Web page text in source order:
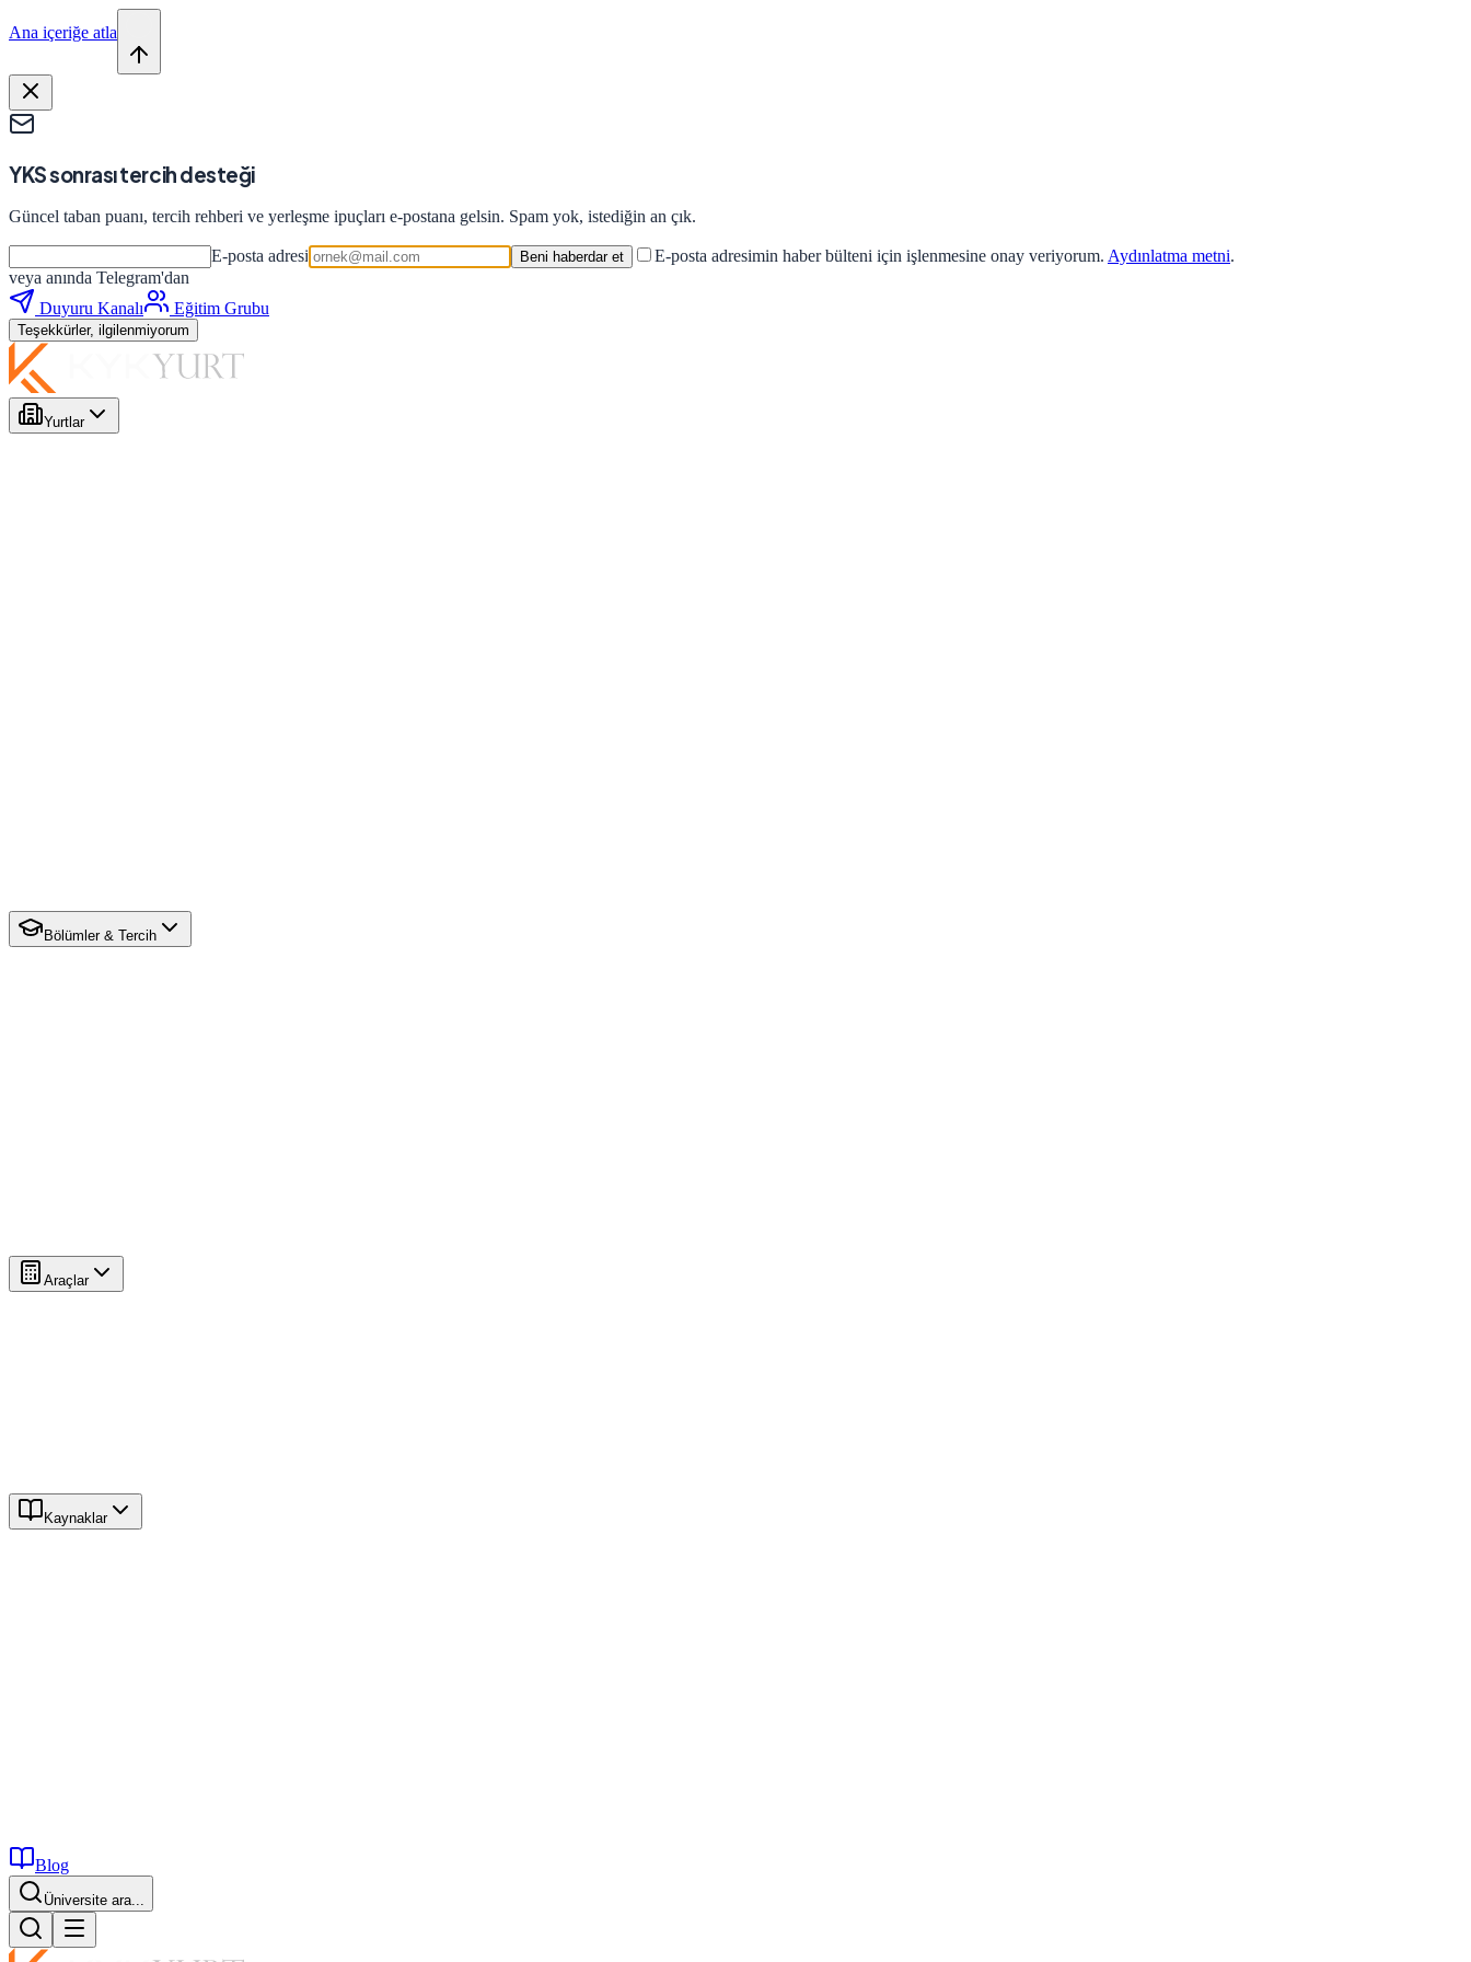
Ana içeriğe atla
YKS sonrası tercih desteği
Güncel taban puanı, tercih rehberi ve yerleşme ipuçları e-postana gelsin. Spam yok, istediğin an çık.
E-posta adresi Beni haberdar et E-posta adresimin haber bülteni için işlenmesine onay veriyorum. Aydınlatma metni.
veya anında Telegram'dan
Duyuru Kanalı
Eğitim Grubu
Teşekkürler, ilgilenmiyorum
Yurtlar
Bölümler & Tercih
Araçlar
Kaynaklar
Blog
Üniversite ara...